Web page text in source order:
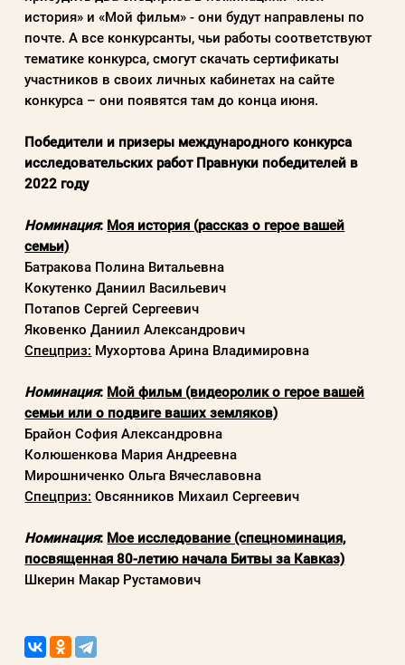
история» и «Мой фильм» - они будут направлены по
почте. А все конкурсанты, чьи работы соответствуют
тематике конкурса, смогут скачать сертификаты
участников в своих личных кабинетах на сайте
конкурса – они появятся там до конца июня.
Победители и призеры международного конкурса
исследовательских работ Правнуки победителей в
2022 году
Номинация: Моя история (рассказ о герое вашей
семьи)
Батракова Полина Витальевна
Кокутенко Даниил Васильевич
Потапов Сергей Сергеевич
Яковенко Даниил Александрович
Спецприз: Мухортова Арина Владимировна
Номинация: Мой фильм (видеоролик о герое вашей
семьи или о подвиге ваших земляков)
Брайон София Александровна
Колюшенкова Мария Андреевна
Мирошниченко Ольга Вячеславовна
Спецприз: Овсянников Михаил Сергеевич
Номинация: Мое исследование (спецноминация,
посвященная 80-летию начала Битвы за Кавказ)
Шкерин Макар Рустамович